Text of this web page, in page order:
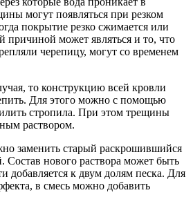
могут появляться при резком
покрытие резко сжимается или
причиной может являться и то, что
черепицу, могут со временем
то конструкцию всей кровли
Для этого можно с помощью
стропила. При этом трещины
раствором.
заменить старый раскрошившийся
Состав нового раствора может быть
добавляется к двум долям песка. Для
в смесь можно добавить